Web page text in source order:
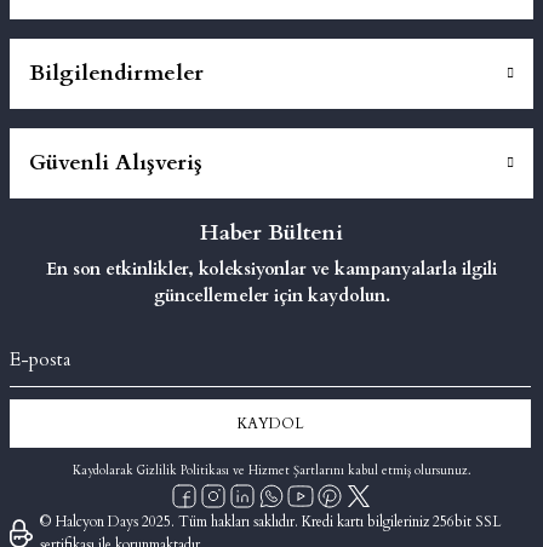
Bilgilendirmeler
Güvenli Alışveriş
Haber Bülteni
En son etkinlikler, koleksiyonlar ve kampanyalarla ilgili
güncellemeler için kaydolun.
KAYDOL
Kaydolarak Gizlilik Politikası ve Hizmet Şartlarını kabul etmiş olursunuz.
© Halcyon Days 2025. Tüm hakları saklıdır. Kredi kartı bilgileriniz 256bit SSL